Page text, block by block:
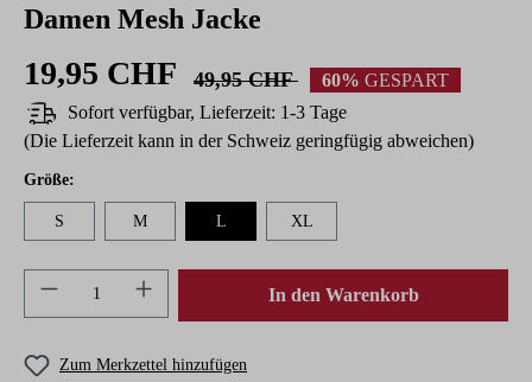
Damen Mesh Jacke
19,95 CHF 49,95 CHF 60% GESPART
Sofort verfügbar, Lieferzeit: 1-3 Tage
(Die Lieferzeit kann in der Schweiz geringfügig abweichen)
Größeauswählen
:
S M L XL
Produkt Anzahl: Gib den gewünschten Wert
In den Warenkorb
Zum Merkzettel hinzufügen